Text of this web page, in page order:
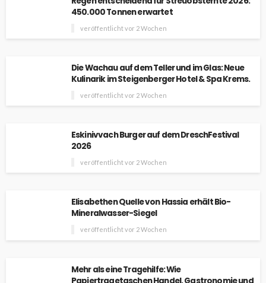
450.000 Tonnen erwartet
veröffentlicht vor 2 Wochen
Die Wachau auf dem Teller und im Glas: Neue
Kulinarik im Steigenberger Hotel & Spa Krems.
veröffentlicht vor 2 Wochen
Eskinivvach Burger auf dem DreschFestival
2026
veröffentlicht vor 2 Wochen
Elisabethen Quelle von Hassia erhält Bio-
Mineralwasser-Siegel
veröffentlicht vor 2 Wochen
Mehr als eine Tragehilfe: Wie
Papiertragetaschen Handel, Gastronomie und